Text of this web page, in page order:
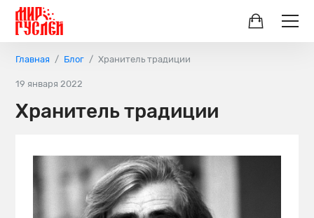
Главная Блог Хранитель традиции
19 января 2022
Хранитель традиции